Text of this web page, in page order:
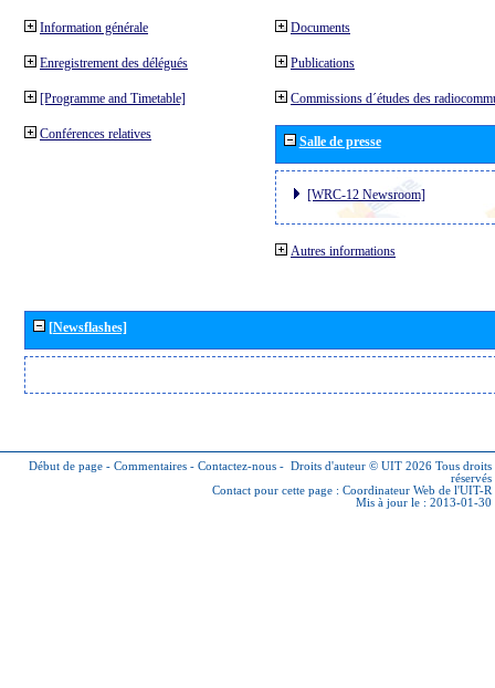
Information générale
Enregistrement des délégués
[Programme and Timetable]
Conférences relatives
Documents
Publications
Commissions d´études des
Salle de presse
[WRC-12 Newsroom]
Autres informations
[Newsflashes]
Début de page - Commentaires - Contactez-nous - Droits d'auteur © UIT 2026 Tous droits
réservés
Contact pour cette page : Coordinateur Web de l'UIT-R
Mis à jour le : 2013-01-30